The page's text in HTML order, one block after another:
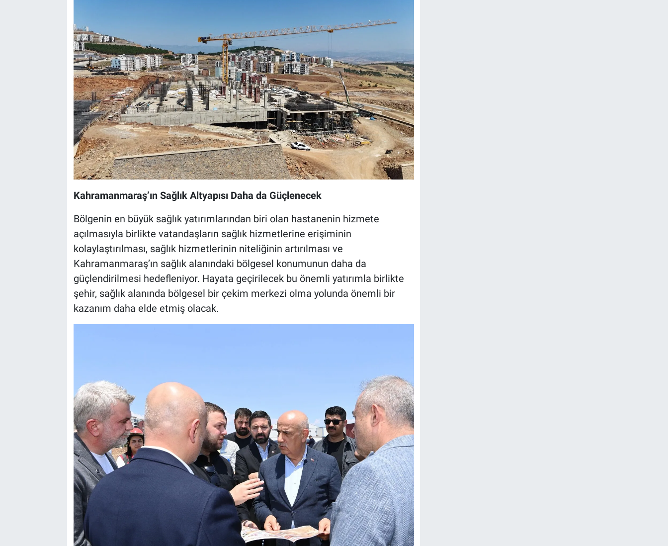
Kahramanmaraş’ın Sağlık Altyapısı Daha da Güçlenecek
Bölgenin en büyük sağlık yatırımlarından biri olan hastanenin hizmete
açılmasıyla birlikte vatandaşların sağlık hizmetlerine erişiminin
kolaylaştırılması, sağlık hizmetlerinin niteliğinin artırılması ve
Kahramanmaraş’ın sağlık alanındaki bölgesel konumunun daha da
güçlendirilmesi hedefleniyor. Hayata geçirilecek bu önemli yatırımla birlikte
şehir, sağlık alanında bölgesel bir çekim merkezi olma yolunda önemli bir
kazanım daha elde etmiş olacak.